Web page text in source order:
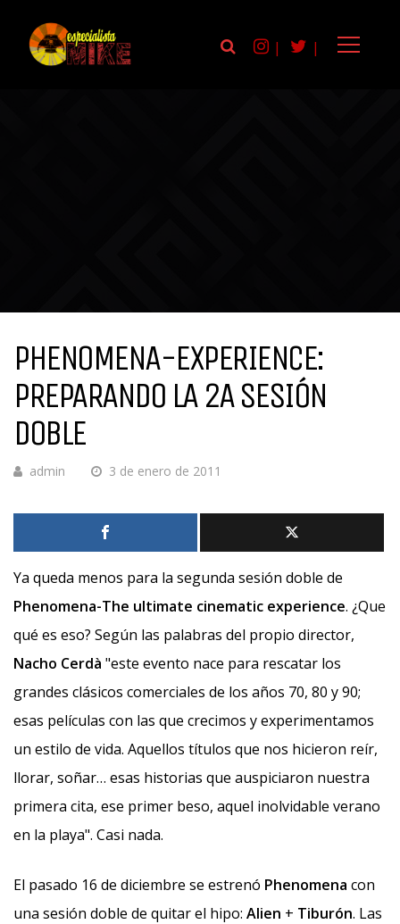
| |
PHENOMENA-EXPERIENCE:
PREPARANDO LA 2A SESIÓN
DOBLE
admin 3 de enero de 2011
Ya queda menos para la segunda sesión doble de
Phenomena-The ultimate cinematic experience. ¿Que
qué es eso? Según las palabras del propio director,
Nacho Cerdà "este evento nace para rescatar los
grandes clásicos comerciales de los años 70, 80 y 90;
esas películas con las que crecimos y experimentamos
un estilo de vida. Aquellos títulos que nos hicieron reír,
llorar, soñar… esas historias que auspiciaron nuestra
primera cita, ese primer beso, aquel inolvidable verano
en la playa". Casi nada.
El pasado 16 de diciembre se estrenó Phenomena con
una sesión doble de quitar el hipo: Alien + Tiburón. Las